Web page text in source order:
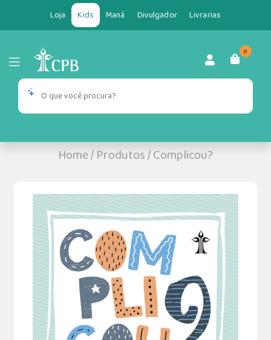
Loja Kids Maná Divulgador Livrarias
0
Home/Produtos/Complicou?